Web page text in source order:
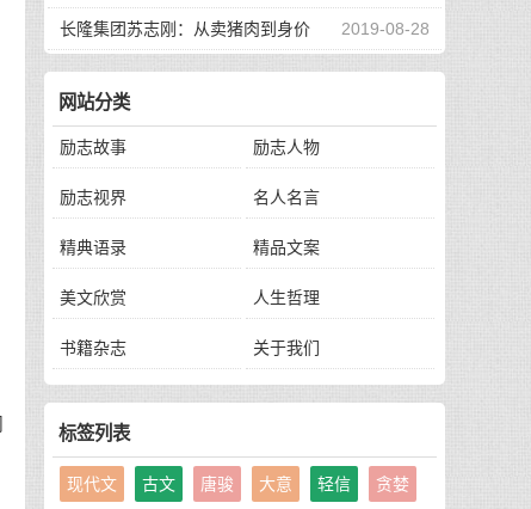
2019-08-28
长隆集团苏志刚：从卖猪肉到身价
130亿，他的秘诀是？
网站分类
励志故事 励志人物
励志视界 名人名言
精典语录 精品文案
美文欣赏 人生哲理
书籍杂志 关于我们
标签列表
现代文 古文 唐骏 大意 轻信 贪婪